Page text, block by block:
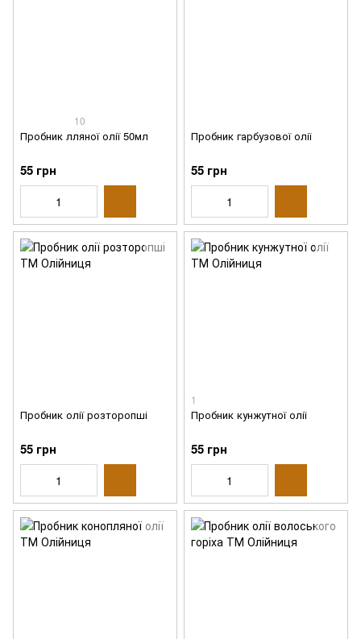
10
Пробник лляної олії 50мл
55 грн
Пробник гарбузової олії
55 грн
Пробник олії розторопші
55 грн
1
Пробник кунжутної олії
55 грн